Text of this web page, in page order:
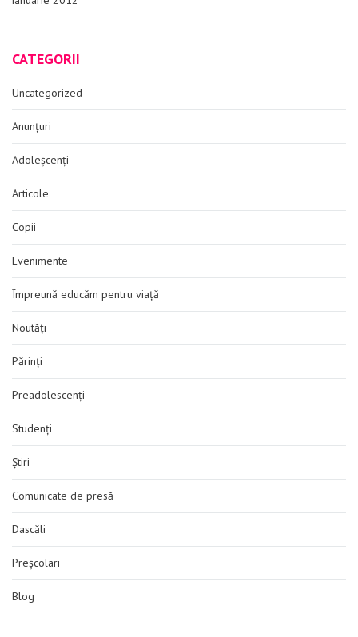
CATEGORII
Uncategorized
Anunțuri
Adoleșcenți
Articole
Copii
Evenimente
Împreună educăm pentru viață
Noutăți
Părinți
Preadolescenți
Studenți
Știri
Comunicate de presă
Dascăli
Preșcolari
Blog